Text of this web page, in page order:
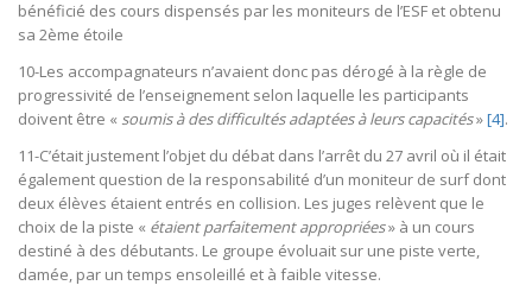
bénéficié des cours dispensés par les moniteurs de l’ESF et obtenu
sa 2ème étoile
10-Les accompagnateurs n’avaient donc pas dérogé à la règle de
progressivité de l’enseignement selon laquelle les participants
doivent être « soumis à des difficultés adaptées à leurs capacités»[4].
11-C’était justement l’objet du débat dans l’arrêt du 27 avril où il était
également question de la responsabilité d’un moniteur de surf dont
deux élèves étaient entrés en collision. Les juges relèvent que le
choix de la piste « étaient parfaitement appropriées» à un cours
destiné à des débutants. Le groupe évoluait sur une piste verte,
damée, par un temps ensoleillé et à faible vitesse.